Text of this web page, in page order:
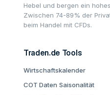
Hebel und bergen ein
Zwischen 74-89% der
beim Handel mit CFDs.
Traden.de Tools
Wirtschaftskalender
COT Daten Saisonalität